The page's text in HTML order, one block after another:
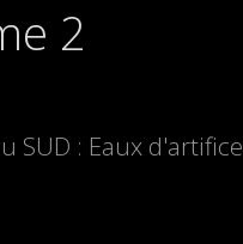
2
SUD : Eaux d'artifice